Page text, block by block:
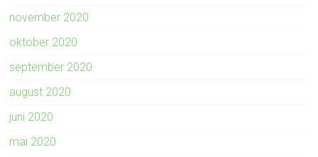
november 2020
oktober 2020
september 2020
august 2020
juni 2020
mai 2020